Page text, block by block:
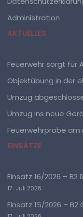
Administration
AKTUELLES
Feuerwehr sorgt für
Objektübung in der
Umzug
Umzug ins neue
Feuerwehrprobe
EINSÄTZE
Einsatz 16/2026 –
17. Juli 2026
Einsatz 15/2026 –
a)
beziehen. Als
angesehen, die
mittels Zuordnung
Namen, zu einer
einer Online-
besonderen
physiologischen,
wirtschaftlichen,
dieser natürlichen
Betroffene Person
personenbezogene
Verantwortlichen